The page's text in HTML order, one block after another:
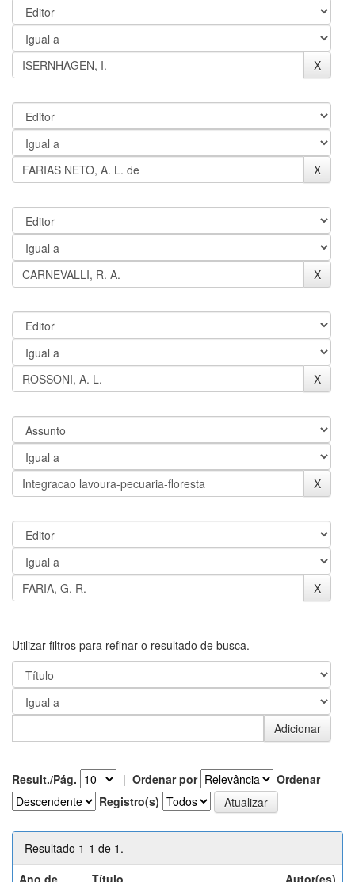
Utilizar filtros para refinar o resultado de busca.
Result./Pág. | Ordenar por
Ordenar
Registro(s)
Resultado 1-1 de 1.
Ano de
Título Autor(es)